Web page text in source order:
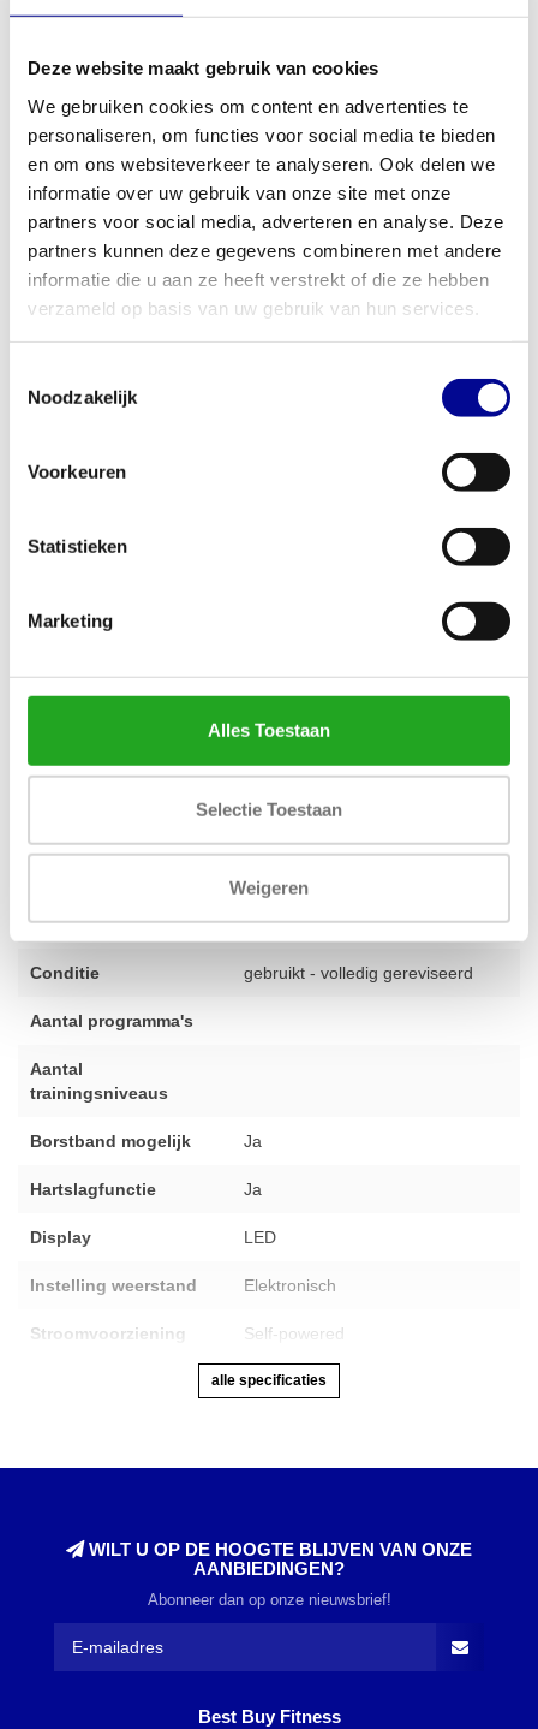
Deze website maakt gebruik van cookies
We gebruiken cookies om content en advertenties te
personaliseren, om functies voor social media te bieden
en om ons websiteverkeer te analyseren. Ook delen we
informatie over uw gebruik van onze site met onze
partners voor social media, adverteren en analyse. Deze
partners kunnen deze gegevens combineren met andere
informatie die u aan ze heeft verstrekt of die ze hebben
verzameld op basis van uw gebruik van hun services.
Noodzakelijk
Voorkeuren
Statistieken
Marketing
Alles Toestaan
Selectie Toestaan
Weigeren
ervaren sporter die ons completeaanbod aan upright bikes
bekijkt.
Perfect voor thuis en professioneel gebruik
Dankzij de robuuste bouw en het maximale gebruikersgewicht
van 182 kg is deze hometrainer geschikt voor intensief en
dagelijks gebruik. Dit maakt hem ideaal voor de serieuze
thuissporter die een apparaat zoekt dat jarenlang meegaat.
Tegelijkertijd is de U5x een slimme investering voor zakelijke
bedrijfsfitnessruimtes. Hij is betrouwbaar, onderhoudsvriendelijk
Ben je bezig met het inrichten van een complete fitnessruimte?
voor advies op
Bij Best Buy Fitness kiezen we bewust voor apparatuur die staat
voor kwaliteit en duurzaamheid. Dit gereviseerde model is daar
zorgvuldig geselecteerd en getest, zodat je verzekerd bent van
een machine die klaar is voor topprestaties. Met meer dan 28 jaar
fitnessapparaat nodig heeft. Daarom krijg je standaard 1 jaar
garantie op je aankoop. Heb je een vraag over dit apparaat of wil
je advies over de inrichting van je ruimte? Ons team staat voor je
Conditie gebruikt - volledig gereviseerd
Aantal programma's
Aantal
trainingsniveaus
Borstband mogelijk Ja
Hartslagfunctie Ja
Display LED
Instelling weerstand Elektronisch
Stroomvoorziening Self-powered
alle specificaties
WILT U OP DE HOOGTE BLIJVEN VAN ONZE
AANBIEDINGEN?
Abonneer dan op onze nieuwsbrief!
Best Buy Fitness